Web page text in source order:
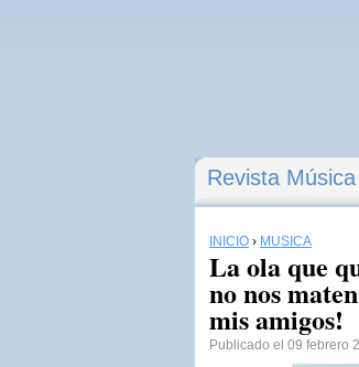
Revista Música
INICIO › MÚSICA
La ola que
no nos
mis amigos!
Publicado el 09 febrero